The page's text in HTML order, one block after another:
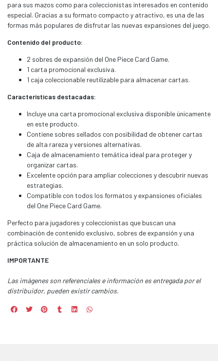
para sus mazos como para coleccionistas interesados en contenido
especial. Gracias a su formato compacto y atractivo, es una de las
formas más populares de disfrutar las nuevas expansiones del juego.
Contenido del producto:
2 sobres de expansión del One Piece Card Game.
1 carta promocional exclusiva.
1 caja coleccionable reutilizable para almacenar cartas.
Características destacadas:
Incluye una carta promocional exclusiva disponible únicamente
en este producto.
Contiene sobres sellados con posibilidad de obtener cartas
de alta rareza y versiones alternativas.
Caja de almacenamiento temática ideal para proteger y
organizar cartas.
Excelente opción para ampliar colecciones y descubrir nuevas
estrategias.
Compatible con todos los formatos y expansiones oficiales
del One Piece Card Game.
Perfecto para jugadores y coleccionistas que buscan una
combinación de contenido exclusivo, sobres de expansión y una
práctica solución de almacenamiento en un solo producto.
IMPORTANTE
Las imágenes son referenciales e información es entregada por el
distribuidor, pueden existir cambios.